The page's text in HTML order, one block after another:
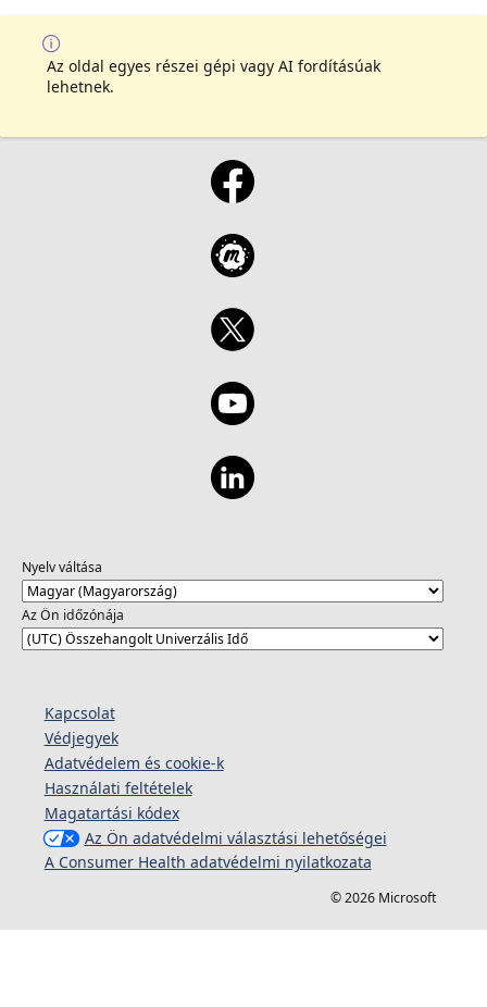
Az oldal egyes részei gépi vagy AI fordításúak
lehetnek.
Nyelv váltása
Az Ön időzónája
Kapcsolat
Védjegyek
Adatvédelem és cookie-k
Használati feltételek
Magatartási kódex
Az Ön adatvédelmi választási lehetőségei
A Consumer Health adatvédelmi nyilatkozata
© 2026 Microsoft